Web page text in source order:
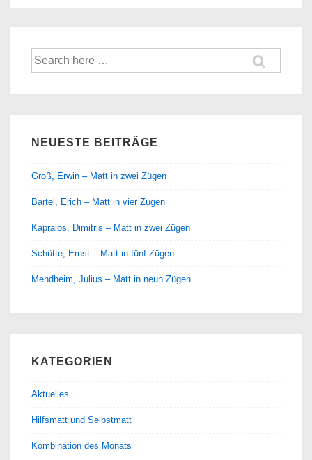
Suche
nach:
NEUESTE BEITRÄGE
Groß, Erwin – Matt in zwei Zügen
Bartel, Erich – Matt in vier Zügen
Kapralos, Dimitris – Matt in zwei Zügen
Schütte, Ernst – Matt in fünf Zügen
Mendheim, Julius – Matt in neun Zügen
KATEGORIEN
Aktuelles
Hilfsmatt und Selbstmatt
Kombination des Monats